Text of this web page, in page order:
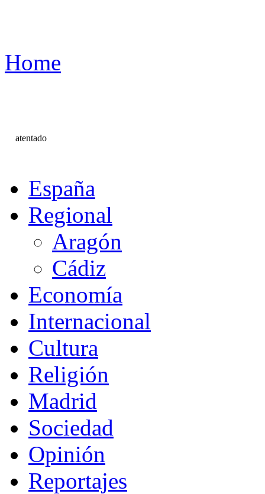
Home
atentado
España
Regional
Aragón
Cádiz
Economía
Internacional
Cultura
Religión
Madrid
Sociedad
Opinión
Reportajes